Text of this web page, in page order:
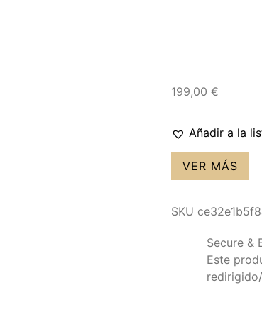
199,00 €
Añadir a la
VER MÁS
SKU
Secure &
Este